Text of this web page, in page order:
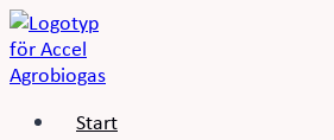
Skip
to
content
Start